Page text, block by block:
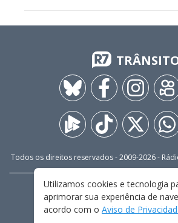
Todos os direitos reservados - 2009-2026-
FALE CONOSCO
TERMOS E CONDIÇÕES DE
Utilizamos cookies e tecnologia
aprimorar sua experiência de
acordo com o Aviso de